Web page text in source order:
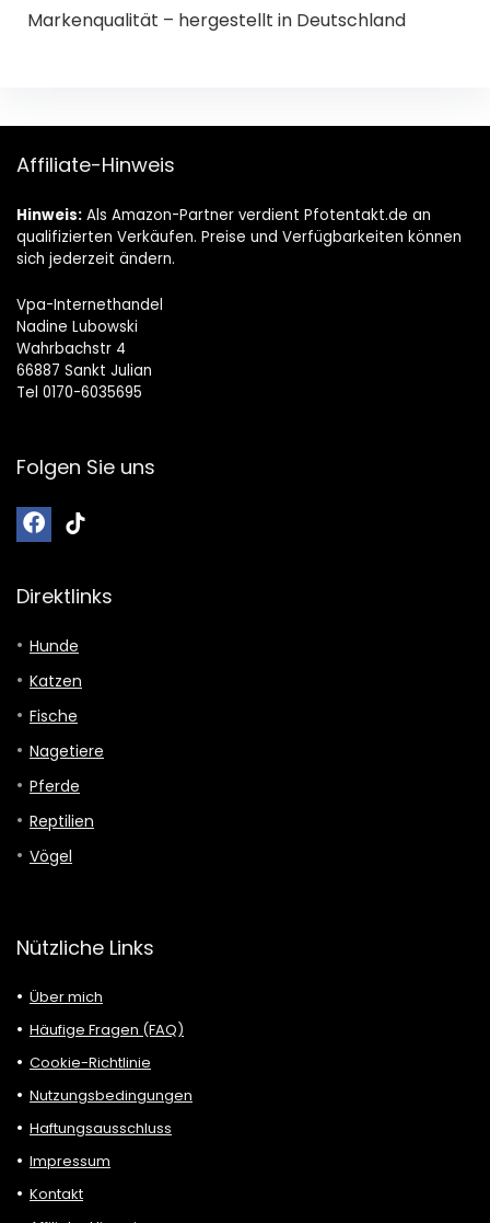
Markenqualität – hergestellt in Deutschland
Affiliate-Hinweis
Hinweis: Als Amazon-Partner verdient Pfotentakt.de an
qualifizierten Verkäufen. Preise und Verfügbarkeiten können
sich jederzeit ändern.
Vpa-Internethandel
Nadine Lubowski
Wahrbachstr 4
66887 Sankt Julian
Tel 0170-6035695
Folgen Sie uns
Direktlinks
Hunde
Katzen
Fische
Nagetiere
Pferde
Reptilien
Vögel
Nützliche Links
Über mich
Häufige Fragen (FAQ)
Cookie-Richtlinie
Nutzungsbedingungen
Haftungsausschluss
Impressum
Kontakt